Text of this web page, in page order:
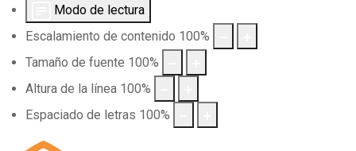
Modo de lectura
Escalamiento de contenido 100%
Tamaño de fuente 100%
Altura de la línea 100%
Espaciado de letras 100%